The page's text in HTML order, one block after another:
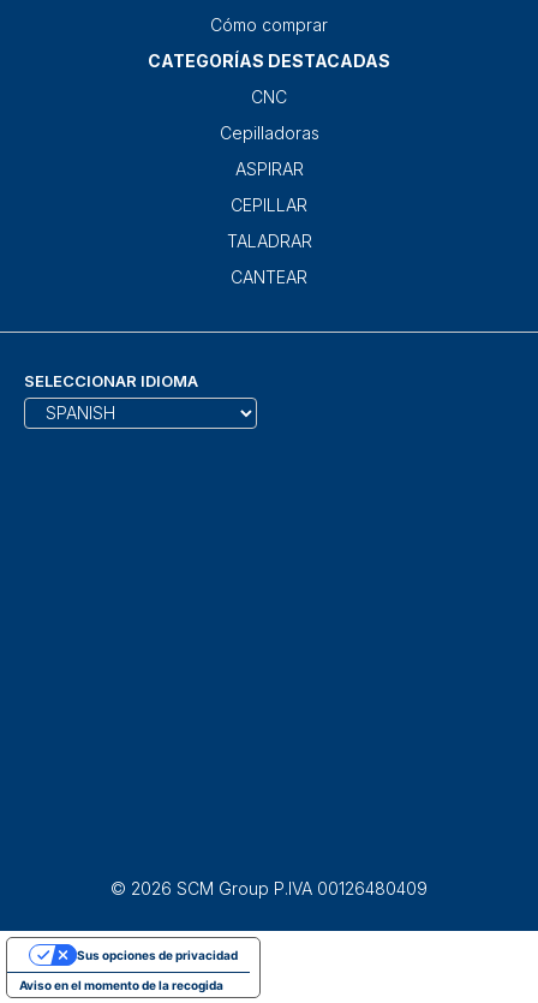
Cómo comprar
CATEGORÍAS DESTACADAS
CNC
Cepilladoras
ASPIRAR
CEPILLAR
TALADRAR
CANTEAR
SELECCIONAR IDIOMA
© 2026 SCM Group P.IVA 00126480409
Aviso en el momento de la recogida
Sus opciones de privacidad